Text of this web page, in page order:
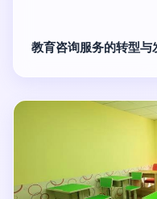
教育咨询服务的转型